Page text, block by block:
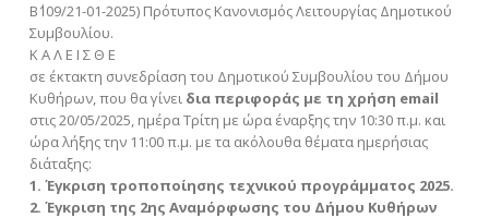
Β΄109/21-01-2025) Πρότυπος Κανονισμός Λειτουργίας Δημοτικού
Συμβουλίου.
Κ Α Λ Ε Ι Σ Θ Ε
σε έκτακτη συνεδρίαση του Δημοτικού Συμβουλίου του Δήμου
Κυθήρων, που θα γίνει δια περιφοράς με τη χρήση email
στις 20/05/2025, ημέρα Τρίτη με ώρα έναρξης την 10:30 π.μ. και
ώρα λήξης την 11:00 π.μ. με τα ακόλουθα θέματα ημερήσιας
διάταξης:
1. Έγκριση τροποποίησης τεχνικού προγράμματος 2025.
2. Έγκριση της 2ης Αναμόρφωσης του Δήμου Κυθήρων